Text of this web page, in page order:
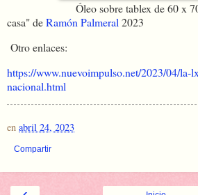
Óleo sobre tablex de 60 x 70
casa" deRamón Palmeral2023
Otro enlaces:
https://www.nuevoimpulso.net/2023/04/la-
nacional.html
en abril 24, 2023
Compartir